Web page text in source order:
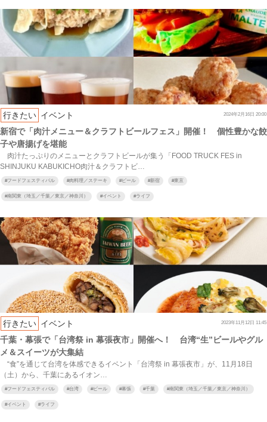
行きたい イベント 2024年2月16日 20:00
新宿で「肉汁メニュー＆クラフトビールフェス」開催！ 個性豊かな餃
子や唐揚げを堪能
肉汁たっぷりのメニューとクラフトビールが集う「FOOD TRUCK FES in
SHINJUKU KABUKICHO肉汁＆クラフトビ…
#フードフェスティバル #肉料理／ステーキ #ビール #新宿 #東京
#南関東（埼玉／千葉／東京／神奈川） #イベント #ライフ
行きたい イベント 2023年11月12日 11:45
千葉・幕張で「台湾祭 in 幕張夜市」開催へ！ 台湾“生”ビールやグル
メ＆スイーツが大集結
“食”を通じて台湾を体感できるイベント「台湾祭 in 幕張夜市」が、11月18日
（土）から、千葉にあるイオン…
#フードフェスティバル #台湾 #ビール #幕張 #千葉 #南関東（埼玉／千葉／東京／神奈川）
#イベント #ライフ